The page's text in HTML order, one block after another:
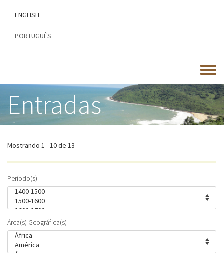
conteúdo
ENGLISH
PORTUGUÊS
Toggle
menu
Entradas
Mostrando 1 - 10 de 13
Período(s)
Área(s) Geográfica(s)